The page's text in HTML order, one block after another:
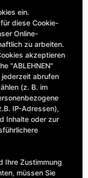
zu sehen
Standort abholen
Anzahl
ein.
diese Cookie-
Online-
zu arbeiten.
akzeptieren
"ABLEHNEN"
abrufen
(z. B. im
IP-Adressen),
Inhalte oder zur
Ihre Zustimmung
müssen Sie